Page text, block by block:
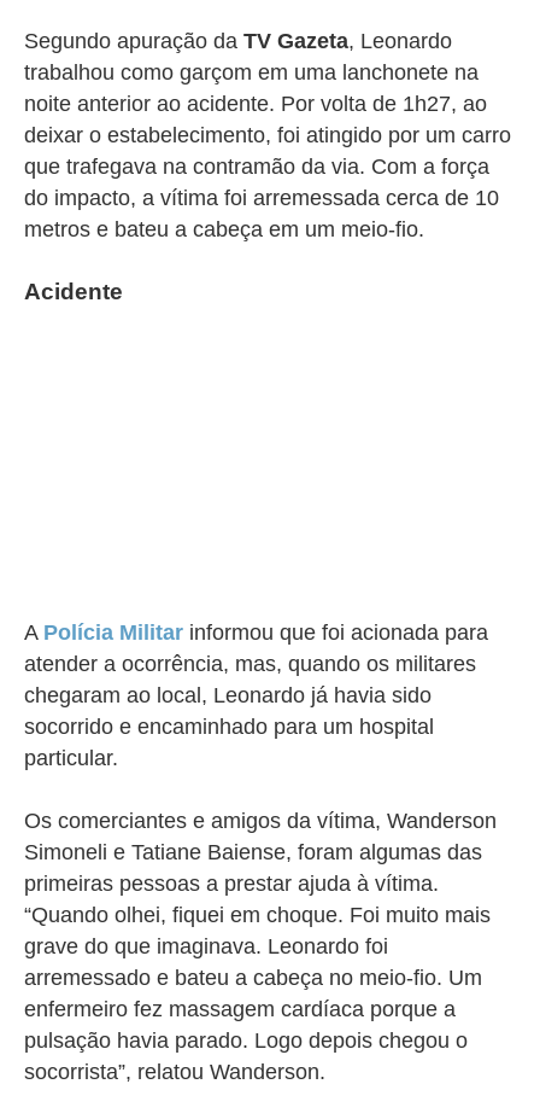
Segundo apuração da TV Gazeta, Leonardo
trabalhou como garçom em uma lanchonete na
noite anterior ao acidente. Por volta de 1h27, ao
deixar o estabelecimento, foi atingido por um carro
que trafegava na contramão da via. Com a força
do impacto, a vítima foi arremessada cerca de 10
metros e bateu a cabeça em um meio-fio.
Acidente
A Polícia Militar informou que foi acionada para
atender a ocorrência, mas, quando os militares
chegaram ao local, Leonardo já havia sido
socorrido e encaminhado para um hospital
particular.
Os comerciantes e amigos da vítima, Wanderson
Simoneli e Tatiane Baiense, foram algumas das
primeiras pessoas a prestar ajuda à vítima.
“Quando olhei, fiquei em choque. Foi muito mais
grave do que imaginava. Leonardo foi
arremessado e bateu a cabeça no meio-fio. Um
enfermeiro fez massagem cardíaca porque a
pulsação havia parado. Logo depois chegou o
socorrista”, relatou Wanderson.